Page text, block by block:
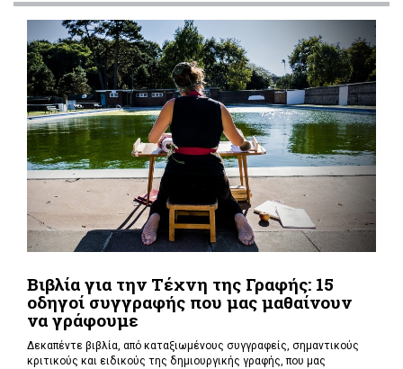
Βιβλία για την Τέχνη της Γραφής: 15
οδηγοί συγγραφής που μας μαθαίνουν
να γράφουμε
Δεκαπέντε βιβλία, από καταξιωμένους συγγραφείς, σημαντικούς
κριτικούς και ειδικούς της δημιουργικής γραφής, που μας